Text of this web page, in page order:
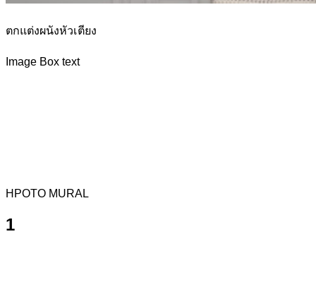
ตกแต่งผนังหัวเตียง
Image Box text
HPOTO MURAL
1